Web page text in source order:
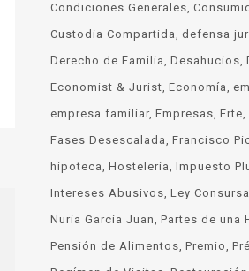
Condiciones Generales
Custodia Compartida defensa
Derecho de Familia Desahucios
Economist & Jurist Economía
empresa familiar Empresas Erte
Fases Desescalada Francisco
hipoteca Hostelería Impuesto
Intereses Abusivos Ley Consursal
Nuria García Juan Partes de una
Pensión de Alimentos Premio